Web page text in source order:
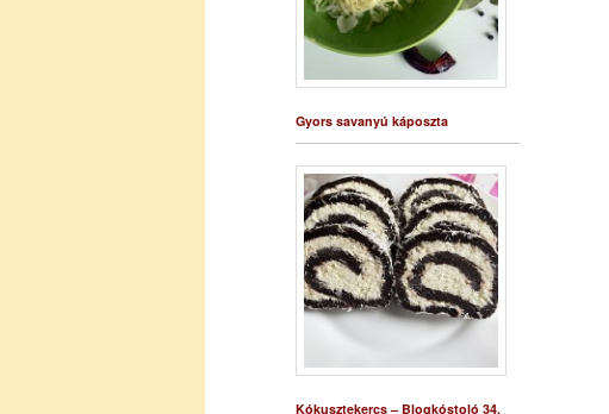
Gyors savanyú káposzta
Kókusztekercs – Blogkóstoló 34.